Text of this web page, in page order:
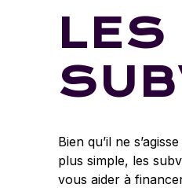
LES
Bien qu’il ne
plus simple, les
vous aider à